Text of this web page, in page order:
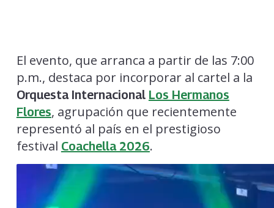
El evento, que arranca a partir de las 7:00
p.m., destaca por incorporar al cartel a la
Orquesta Internacional Los Hermanos
Flores, agrupación que recientemente
representó al país en el prestigioso
festival Coachella 2026.